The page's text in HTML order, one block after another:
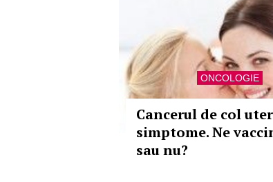
ONCOLOGIE
Cancerul de col
simptome. Ne
sau nu?